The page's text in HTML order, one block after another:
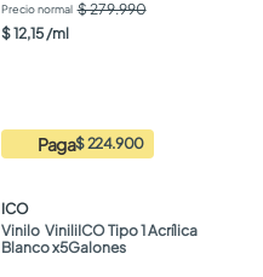
$ 279.990
$12,15 /ml
Paga$ 224.900
ICO
Vinilo  ViniliICO Tipo 1 Acrílica
Blanco x5Galones